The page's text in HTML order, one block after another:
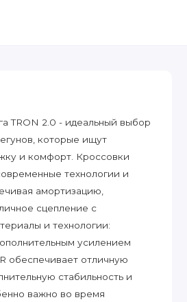
TRON 2.0 - идеальный выбор
которые ищут
и комфорт. Кроссовки
технологии и
амортизацию,
сцепление с
и технологии:
усилением
обеспечивает отличную
стабильность и
важно во время